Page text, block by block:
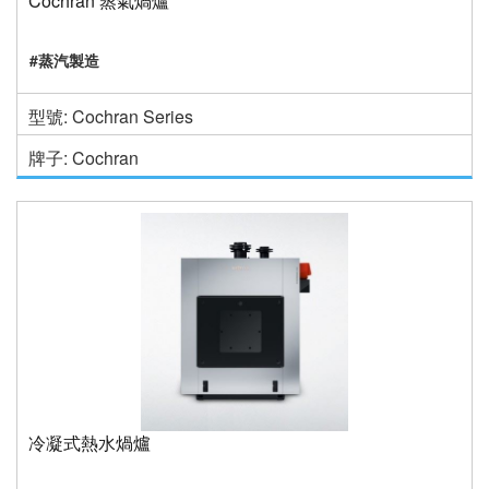
#蒸汽製造
型號: Cochran Series
牌子: Cochran
冷凝式熱水煱爐